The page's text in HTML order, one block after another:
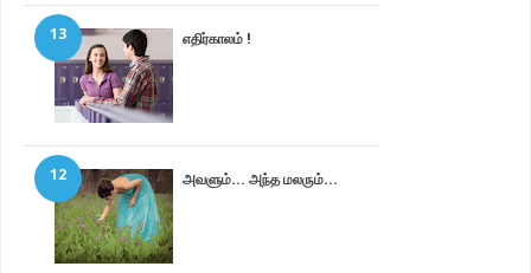
எதிர்காலம் !
13
அவளும்... அந்த மலரும்...
12